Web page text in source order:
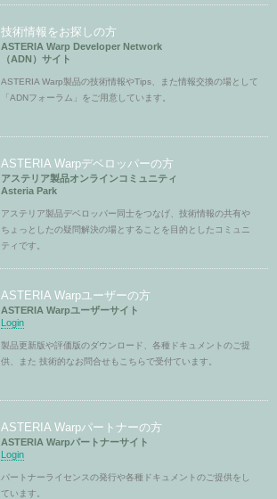
技術情報をお探しの方
ASTERIA Warp Developer Network
（ADN）サイト
ASTERIA Warp製品の技術情報やTips、また情報交換の場として
「ADNフォーラム」をご用意しています。
ASTERIA Warpデベロッパーの方
アステリア製品オンラインコミュニティ
Asteria Park
アステリア製品デベロッパー同士をつなげ、技術情報の共有や
ちょっとしたの疑問解決の場とすることを目的としたコミュニ
ティです。
ASTERIA Warpユーザーの方
ASTERIA Warpユーザーサイト
Login
製品更新版や評価版のダウンロード、各種ドキュメントのご提
供、また 技術的なお問合せもこちらで受付ています。
ASTERIA Warpパートナーの方
ASTERIA Warpパートナーサイト
Login
パートナーライセンスの発行や各種ドキュメントのご提供をし
ています。